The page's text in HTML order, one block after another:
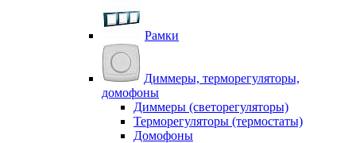
Рамки
Диммеры, терморегуляторы,
домофоны
Диммеры (светорегуляторы)
Терморегуляторы (термостаты)
Домофоны